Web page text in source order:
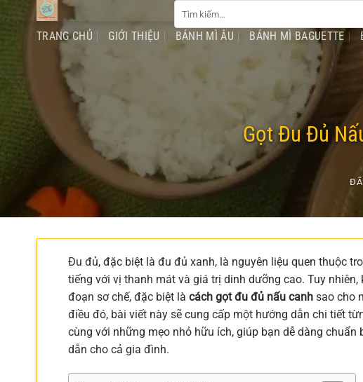
kiếm:
TRANG CHỦ GIỚI THIỆU BÁNH MÌ ÂU BÁNH MÌ BAGUETTE
Gọt Đu Đủ
Đu đủ, đặc biệt là đu đủ xanh, là nguyên liệu quen thuộc
tiếng với vị thanh mát và giá trị dinh dưỡng cao. Tuy
đoạn sơ chế, đặc biệt là cách gọt đu đủ nấu canh sao cho
điều đó, bài viết này sẽ cung cấp một hướng dẫn chi tiết
cùng với những mẹo nhỏ hữu ích, giúp bạn dễ dàng
dẫn cho cả gia đình.